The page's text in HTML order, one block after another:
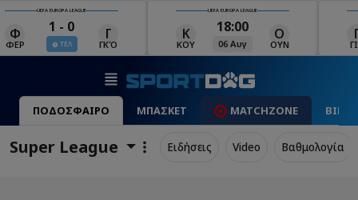
UEFA EUROPA LEAGUE
Κ 18:00
06 Αυγ ΟΥΝ
UEFA EUROPA LEAGUE
ΓΙΑ
19:00
06 Αυγ
Ρ
ΡΈΙ ΜΑΚ
ΠΟΔΟΣΦΑΙΡΟ ΜΠΑΣΚΕΤ MATCHZONE
Super League Ειδήσεις Video Βαθμολογία